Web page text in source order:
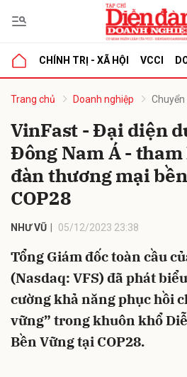
CHÍNH TRỊ - XÃ HỘI VCCI
Trang chủ Doanh nghiệp Chuyển
VinFast - Đại diện
Đông Nam Á -
đàn thương mại
COP28
NHƯ VŨ 05/12/2023 23:38
Tổng Giám đốc toàn cầu
(Nasdaq: VFS) đã phát
cường khả năng phục hồi
vững” trong khuôn khổ
Bền Vững tại COP28.
luận